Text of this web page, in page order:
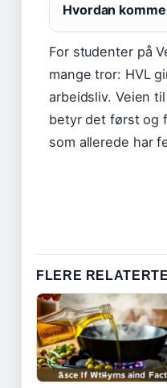
Hvordan
For studenter på
mange tror: HVL
arbeidsliv. Veien
betyr det først og
som allerede har
FLERE